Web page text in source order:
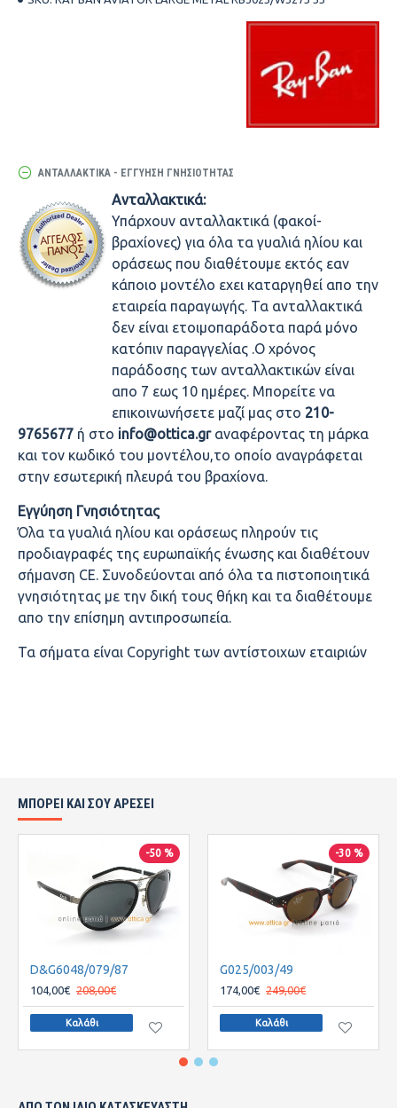
ΑΝΤΑΛΛΑΚΤΙΚΆ - ΕΓΓΎΗΣΗ ΓΝΗΣΙΌΤΗΤΑΣ
Ανταλλακτικά:
Υπάρχουν ανταλλακτικά (φακοί-
βραχίονες) για όλα τα γυαλιά ηλίου και
οράσεως που διαθέτουμε εκτός εαν
κάποιο μοντέλο εχει καταργηθεί απο την
εταιρεία παραγωγής. Τα ανταλλακτικά
δεν είναι ετοιμοπαράδοτα παρά μόνο
κατόπιν παραγγελίας .Ο χρόνος
παράδοσης των ανταλλακτικών είναι
απο 7 εως 10 ημέρες. Μπορείτε να
επικοινωνήσετε μαζί μας στο 210-
9765677 ή στο info@ottica.gr αναφέροντας τη μάρκα
και τον κωδικό του μοντέλου,το οποίο αναγράφεται
στην εσωτερική πλευρά του βραχίονα.
Εγγύηση Γνησιότητας
Όλα τα γυαλιά ηλίου και οράσεως πληρούν τις
προδιαγραφές της ευρωπαϊκής ένωσης και διαθέτουν
σήμανση CE. Συνοδεύονται από όλα τα πιστοποιητικά
γνησιότητας με την δική τους θήκη και τα διαθέτουμε
απο την επίσημη αντιπροσωπεία.
Τα σήματα είναι Copyright των αντίστοιχων εταιριών
ΜΠΟΡΕΙ ΚΑΙ ΣΟΥ ΑΡΕΣΕΙ
-50 %
D&G6048/079/87
104,00€ 208,00€
Καλάθι
-30 %
G025/003/49
174,00€ 249,00€
Καλάθι